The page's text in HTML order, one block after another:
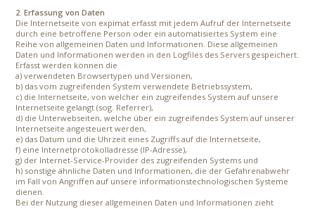
2. Erfassung von Daten
Die Internetseite von expimat erfasst mit jedem Aufruf der Internetseite
durch eine betroffene Person oder ein automatisiertes System eine
Reihe von allgemeinen Daten und Informationen. Diese allgemeinen
Daten und Informationen werden in den Logfiles des Servers gespeichert.
Erfasst werden können die
a) verwendeten Browsertypen und Versionen,
b) das vom zugreifenden System verwendete Betriebssystem,
c) die Internetseite, von welcher ein zugreifendes System auf unsere
Internetseite gelangt (sog. Referrer),
d) die Unterwebseiten, welche über ein zugreifendes System auf unserer
Internetseite angesteuert werden,
e) das Datum und die Uhrzeit eines Zugriffs auf die Internetseite,
f) eine Internetprotokolladresse (IP-Adresse),
g) der Internet-Service-Provider des zugreifenden Systems und
h) sonstige ähnliche Daten und Informationen, die der Gefahrenabwehr
im Fall von Angriffen auf unsere informationstechnologischen Systeme
dienen.
Bei der Nutzung dieser allgemeinen Daten und Informationen zieht